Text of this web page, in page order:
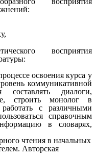
восприятия
освоения курса у
коммуникативной
составлять диалоги,
строить монолог в
с различными
справочным
в словарях,
чтения в начальных
Авторская